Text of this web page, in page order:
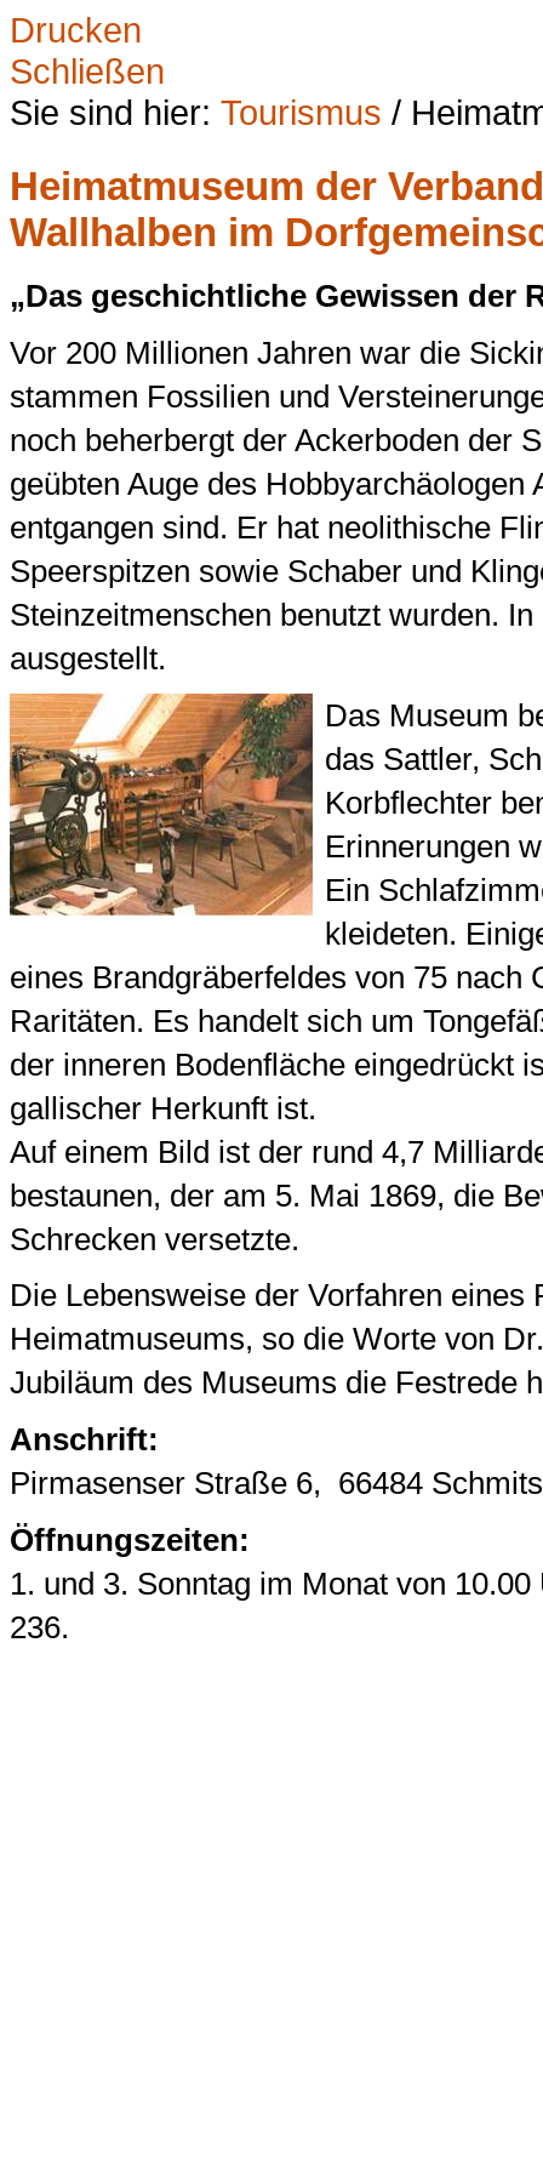
Drucken
Schließen
Sie sind hier: Tourismus /
Heimatmuseum der
Wallhalben im
„Das geschichtliche Gewissen der
Vor 200 Millionen Jahren war die
stammen Fossilien und
noch beherbergt der Ackerboden der
geübten Auge des
entgangen sind. Er hat neolithische
Speerspitzen sowie Schaber und
Steinzeitmenschen benutzt wurden.
ausgestellt.
Das Museum
das Sattler,
Korbflechter
Erinnerungen
Ein
kleideten.
eines Brandgräberfeldes von 75 nach
Raritäten. Es handelt sich um
der inneren Bodenfläche eingedrückt
gallischer Herkunft ist.
Auf einem Bild ist der rund 4,7
bestaunen, der am 5. Mai 1869, die
Schrecken versetzte.
Die Lebensweise der Vorfahren
Heimatmuseums, so die Worte von
Jubiläum des Museums die Festrede
Anschrift:
Pirmasenser Straße 6, 66484
Öffnungszeiten:
1. und 3. Sonntag im Monat von
236.